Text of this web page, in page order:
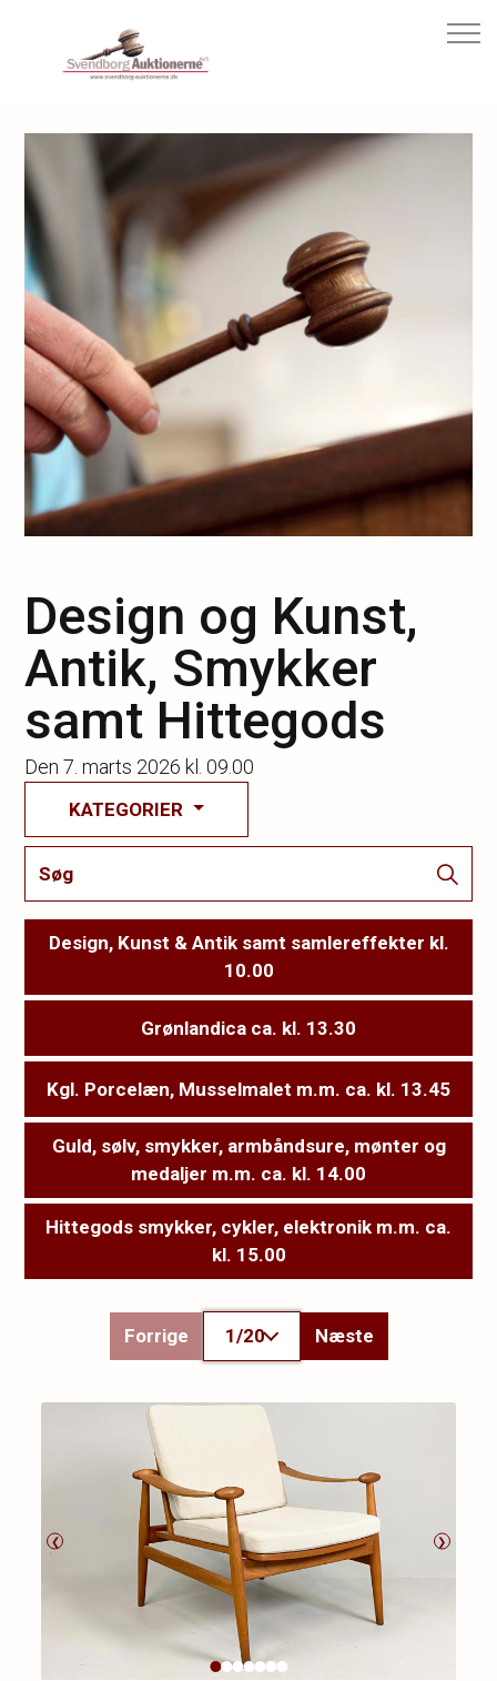
Design og Kunst,
Antik, Smykker
samt Hittegods
Den7. marts 2026 kl. 09.00
KATEGORIER
Design, Kunst & Antik samt samlereffekter kl.
10.00
Grønlandica ca. kl. 13.30
Kgl. Porcelæn, Musselmalet m.m. ca. kl. 13.45
Guld, sølv, smykker, armbåndsure, mønter og
medaljer m.m. ca. kl. 14.00
Hittegods smykker, cykler, elektronik m.m. ca.
kl. 15.00
Forrige 1/20 Næste
❮ ❯